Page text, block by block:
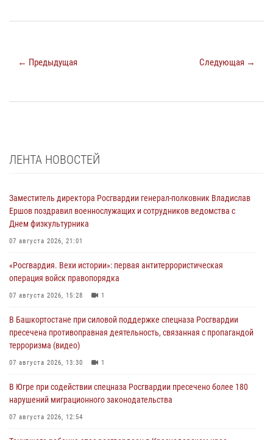
← Предыдущая Следующая →
ЛЕНТА НОВОСТЕЙ
Заместитель директора Росгвардии генерал-полковник Владислав
Ершов поздравил военнослужащих и сотрудников ведомства с
Днем физкультурника
07 августа 2026, 21:01
«Росгвардия. Вехи истории»: первая антитеррористическая
операция войск правопорядка
07 августа 2026, 15:28 1
В Башкортостане при силовой поддержке спецназа Росгвардии
пресечена противоправная деятельность, связанная с пропагандой
терроризма (видео)
07 августа 2026, 13:30 1
В Югре при содействии спецназа Росгвардии пресечено более 180
нарушений миграционного законодательства
07 августа 2026, 12:54